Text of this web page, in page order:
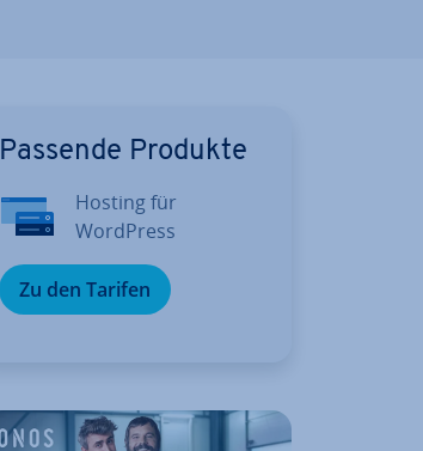
Passende Produkte
Hosting für
WordPress
Zu den Tarifen